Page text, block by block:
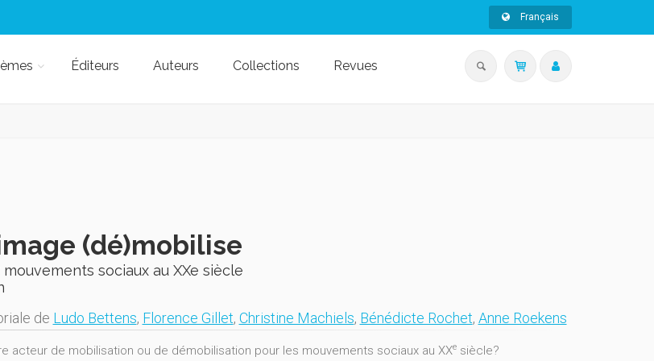
Français
Éditeurs Auteurs Collections Revues
(dé)mobilise
sociaux au XXe siècle
de Ludo Bettens, Florence Gillet, Christine Machiels, Bénédicte Rochet, Anne Roekens
acteur de mobilisation ou de démobilisation pour les mouvements sociaux au XXesiècle?